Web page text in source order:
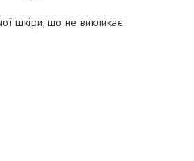
шкіри, що не викликає